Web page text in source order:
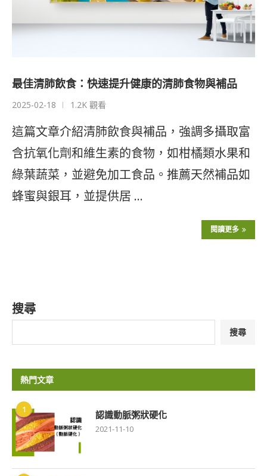
最佳清肺飲食：快速提升健康的清肺食物與補品
2025-02-18 1.2K 觀看
這篇文章介紹清肺飲食與補品，強調多攝取富
含抗氧化劑和維生素的食物，如柑橘類水果和
綠葉蔬菜，並避免加工食品。推薦天然補品如
蜂蜜與銀耳，並提供居 …
閱讀更多
搜尋
搜尋
熱門文章
1 認識動脈粥狀硬化
2021-11-10